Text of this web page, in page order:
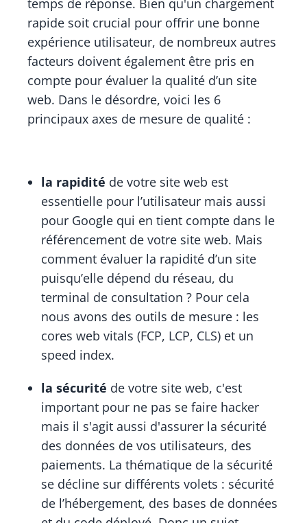
temps de réponse. Bien qu'un chargement
rapide soit crucial pour offrir une bonne
expérience utilisateur, de nombreux autres
facteurs doivent également être pris en
compte pour évaluer la qualité d’un site
web. Dans le désordre, voici les 6
principaux axes de mesure de qualité :
la rapidité de votre site web est
essentielle pour l’utilisateur mais aussi
pour Google qui en tient compte dans le
référencement de votre site web. Mais
comment évaluer la rapidité d’un site
puisqu’elle dépend du réseau, du
terminal de consultation ? Pour cela
nous avons des outils de mesure : les
cores web vitals (FCP, LCP, CLS) et un
speed index.
la sécurité de votre site web, c'est
important pour ne pas se faire hacker
mais il s'agit aussi d'assurer la sécurité
des données de vos utilisateurs, des
paiements. La thématique de la sécurité
se décline sur différents volets : sécurité
de l’hébergement, des bases de données